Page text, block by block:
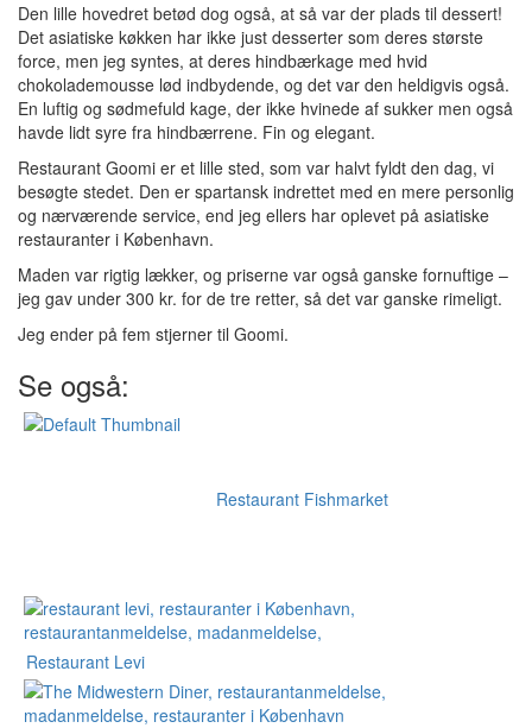
Den lille hovedret betød dog også, at så var der plads til dessert!
Det asiatiske køkken har ikke just desserter som deres største
force, men jeg syntes, at deres hindbærkage med hvid
chokolademousse lød indbydende, og det var den heldigvis også.
En luftig og sødmefuld kage, der ikke hvinede af sukker men også
havde lidt syre fra hindbærrene. Fin og elegant.
Restaurant Goomi er et lille sted, som var halvt fyldt den dag, vi
besøgte stedet. Den er spartansk indrettet med en mere personlig
og nærværende service, end jeg ellers har oplevet på asiatiske
restauranter i København.
Maden var rigtig lækker, og priserne var også ganske fornuftige –
jeg gav under 300 kr. for de tre retter, så det var ganske rimeligt.
Jeg ender på fem stjerner til Goomi.
Se også:
Restaurant Fishmarket
Restaurant Levi